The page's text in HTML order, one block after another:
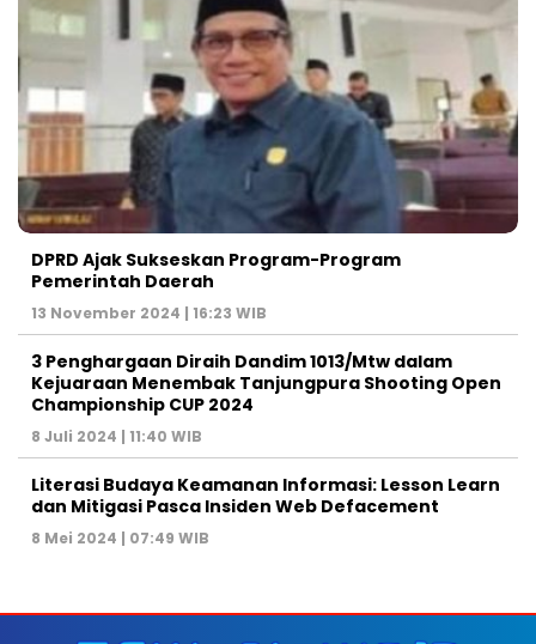
DPRD Ajak Sukseskan Program-Program
Pemerintah Daerah
13 November 2024 | 16:23 WIB
3 Penghargaan Diraih Dandim 1013/Mtw dalam
Kejuaraan Menembak Tanjungpura Shooting Open
Championship CUP 2024
8 Juli 2024 | 11:40 WIB
Literasi Budaya Keamanan Informasi: Lesson Learn
dan Mitigasi Pasca Insiden Web Defacement
8 Mei 2024 | 07:49 WIB